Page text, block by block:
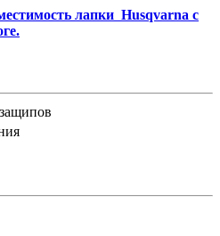
лапки Husqvarna с